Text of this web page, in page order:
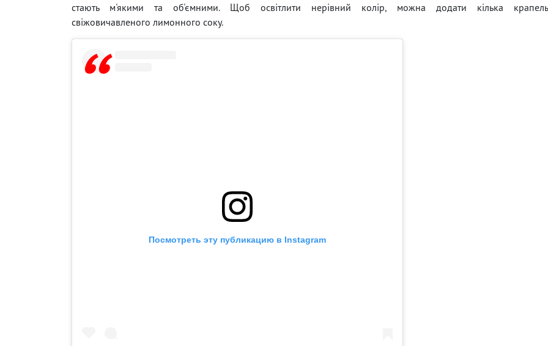
стають м'якими та об'ємними. Щоб освітлити нерівний колір, можна додати кілька крапель
свіжовичавленого лимонного соку.
Посмотреть эту публикацию в Instagram